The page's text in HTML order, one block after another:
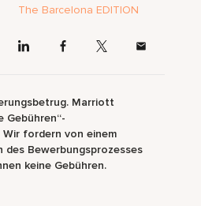
The Barcelona EDITION
Marriott
Gebühren“-
fordern von einem
des Bewerbungsprozesses
keine Gebühren.